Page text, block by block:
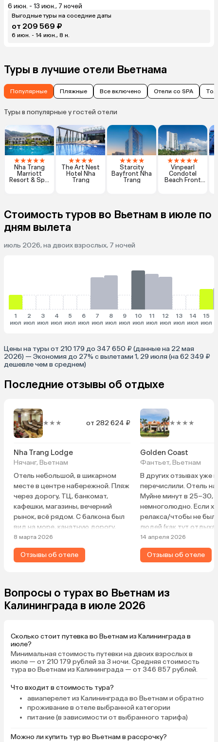
6 июн. - 13 июн., 7 ночей
Выгодные туры на соседние даты
от 209 569 ₽
6 июн. - 14 июн., 8 н.
Туры в лучшие отели Вьетнама
Популярные Пляжные Все включено Отели со SPA
Туры в популярные у гостей отели
★★★★★
Nha Trang
Marriott
Resort & Spa,
★★★★
The Art Nest
Hotel Nha
Trang
★★★★
Starcity
Bayfront Nha
Trang
★★★★★
Vinpearl
Condotel
Beach Front
Стоимость туров во Вьетнам в июле по
дням вылета
июль 2026, на двоих взрослых, 7 ночей
1
июл
2
июл
3
июл
4
июл
5
июл
6
июл
7
июл
8
июл
9
июл
10
июл
11
июл
12
июл
13
июл
14
июл
15
июл
Цены на туры от 210 179 до 347 650 ₽ (данные на 22 мая
2026) — Экономия до 27% с вылетами 1, 29 июля (на 62 349 ₽
дешевле чем в среднем)
Последние отзывы об отдыхе
★★★ от 282 624 ₽
Nha Trang Lodge
Нячанг, Вьетнам
Отель небольшой, в шикарном
месте в центре набережной. Пляж
через дорогу, ТЦ, банкомат,
кафешки, магазины, вечерний
рынок, всё рядом. С балкона был
вид на море, канатную дорогу,
Лотос, просто бомбический.
Вечером виден Винпёрл весь в
огнях. Номер хороший, огромная
напор воды, никакой сырости, всё
прекрасно работает. Уборка
каждый день. Очень приветливый
и будем рекомендовать друзьям.
8 марта 2026
Отзывы об отеле
★★★★
Golden Coast
Фантьет, Вьетнам
В других отзывах уже
перечислили. Отель
Муйне минут в 25–30,
немноголюдно. Если
релакса/чтобы не
людей (как тут
мимо проходящих), то
Если хотите больше
— выбирайте отель
ухоженная, большая;
пляж — комфортно
купаться уже не
14 апреля 2026
Отзывы об отеле
Вопросы о турах во Вьетнам из
Калининграда в июле 2026
Сколько стоит путевка во Вьетнам из Калининграда в
июле?
Минимальная стоимость путевки на двоих взрослых в
июле — от 210 179 рублей за 3 ночи. Средняя стоимость
тура во Вьетнам из Калининграда — от 346 857 рублей.
Что входит в стоимость тура?
авиаперелет из Калининграда во Вьетнам и обратно
проживание в отеле выбранной категории
питание (в зависимости от выбранного тарифа)
Можно ли купить тур во Вьетнам в рассрочку?